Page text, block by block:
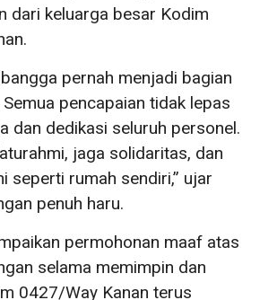
dari keluarga besar Kodim
pernah menjadi bagian
pencapaian tidak lepas
dan dedikasi seluruh personel.
jaga solidaritas, dan
seperti rumah sendiri,” ujar
penuh haru.
permohonan maaf atas
selama memimpin dan
0427/Way Kanan terus